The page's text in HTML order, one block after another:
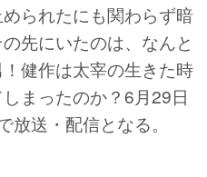
られたにも関わらず暗
先にいたのは、なんと
健作は太宰の生きた時
まったのか？6月29日
送・配信となる。